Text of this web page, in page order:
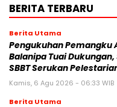
BERITA TERBARU
Berita Utama
Pengukuhan Pemangku
Balanipa Tuai Dukungan,
SBBT Serukan
Kamis, 6 Agu 2026 - 06:33 WIB
Berita Utama